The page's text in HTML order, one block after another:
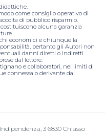
come consiglio operativo di
di pubblico risparmio.
alcuna garanzia
economici e chiunque la
pertanto gli Autori non
danni diretti o indiretti
dal lettore.
e collaboratori, nei limiti di
connessa o derivante dal
3 6830 Chiasso